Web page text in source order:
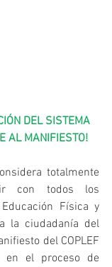
DEL SISTEMA
AL MANIFIESTO!
totalmente
con todos los
Física y
la ciudadanía del
del COPLEF
en el proceso de